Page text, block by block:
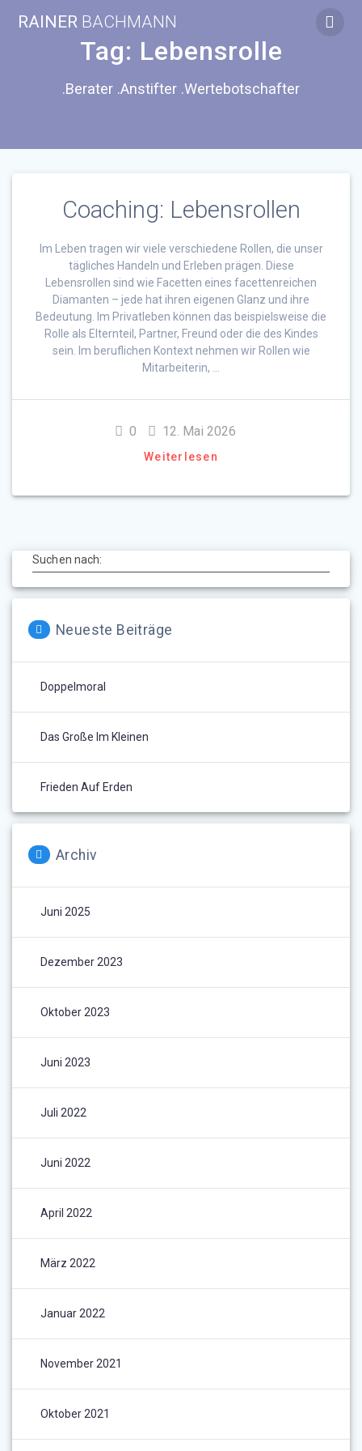
RAINER BACHMANN
Tag: Lebensrolle
.Berater .Anstifter .Wertebotschafter
Coaching: Lebensrollen
Im Leben tragen wir viele verschiedene Rollen, die unser
tägliches Handeln und Erleben prägen. Diese
Lebensrollen sind wie Facetten eines facettenreichen
Diamanten – jede hat ihren eigenen Glanz und ihre
Bedeutung. Im Privatleben können das beispielsweise die
Rolle als Elternteil, Partner, Freund oder die des Kindes
sein. Im beruflichen Kontext nehmen wir Rollen wie
Mitarbeiterin, …
0 12. Mai 2026
Weiterlesen
Suchen nach:
Neueste Beiträge
Doppelmoral
Das Große Im Kleinen
Frieden Auf Erden
Archiv
Juni 2025
Dezember 2023
Oktober 2023
Juni 2023
Juli 2022
Juni 2022
April 2022
März 2022
Januar 2022
November 2021
Oktober 2021